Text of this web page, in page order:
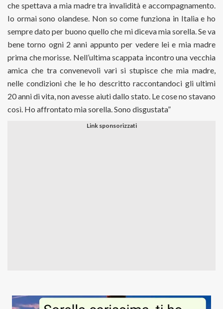
che spettava a mia madre tra invalidità e accompagnamento.
Io ormai sono olandese. Non so come funziona in Italia e ho
sempre dato per buono quello che mi diceva mia sorella. Se va
bene torno ogni 2 anni appunto per vedere lei e mia madre
prima che morisse. Nell’ultima scappata incontro una vecchia
amica che tra convenevoli vari si stupisce che mia madre,
nelle condizioni che le ho descritto raccontandoci gli ultimi
20 anni di vita, non avesse aiuti dallo stato. Le cose no stavano
così. Ho affrontato mia sorella. Sono disgustata”